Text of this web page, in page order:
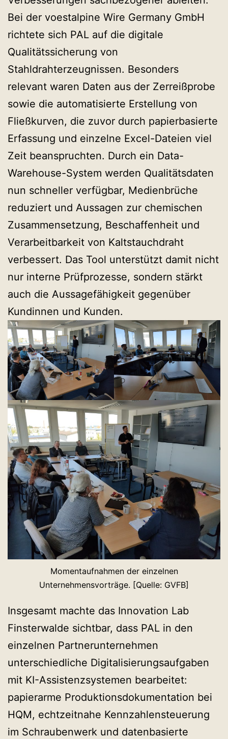
Bei der voestalpine Wire Germany GmbH
richtete sich PAL auf die digitale
Qualitätssicherung von
Stahldrahterzeugnissen. Besonders
relevant waren Daten aus der Zerreißprobe
sowie die automatisierte Erstellung von
Fließkurven, die zuvor durch papierbasierte
Erfassung und einzelne Excel-Dateien viel
Zeit beanspruchten. Durch ein Data-
Warehouse-System werden Qualitätsdaten
nun schneller verfügbar, Medienbrüche
reduziert und Aussagen zur chemischen
Zusammensetzung, Beschaffenheit und
Verarbeitbarkeit von Kaltstauchdraht
verbessert. Das Tool unterstützt damit nicht
nur interne Prüfprozesse, sondern stärkt
auch die Aussagefähigkeit gegenüber
Kundinnen und Kunden.
Momentaufnahmen der einzelnen
Unternehmensvorträge. [Quelle: GVFB]
Insgesamt machte das Innovation Lab
Finsterwalde sichtbar, dass PAL in den
einzelnen Partnerunternehmen
unterschiedliche Digitalisierungsaufgaben
mit KI-Assistenzsystemen bearbeitet:
papierarme Produktionsdokumentation bei
HQM, echtzeitnahe Kennzahlensteuerung
im Schraubenwerk und datenbasierte